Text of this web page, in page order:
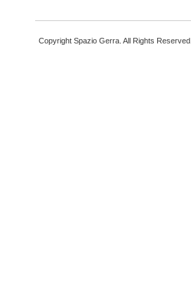
Copyright Spazio Gerra. All Rights Reserved.